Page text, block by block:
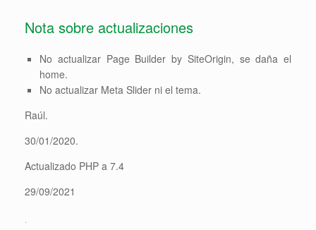
Nota sobre actualizaciones
No actualizar Page Builder by SiteOrigin, se daña el
home.
No actualizar Meta Slider ni el tema.
Raúl.
30/01/2020.
Actualizado PHP a 7.4
29/09/2021